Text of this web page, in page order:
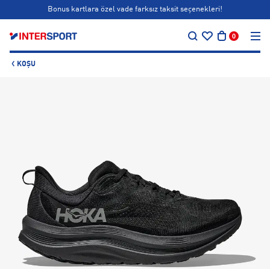
Bonus kartlara özel vade farksız taksit seçenekleri!
0
KOŞU